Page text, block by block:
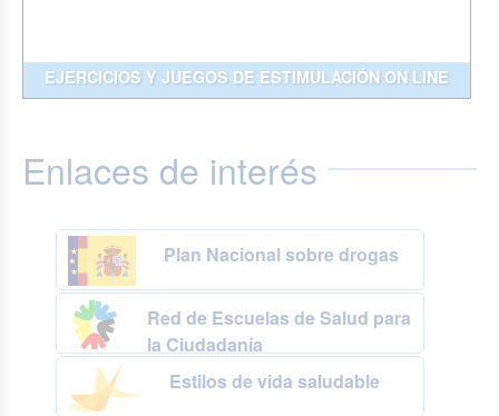
EJERCICIOS Y JUEGOS DE ESTIMULACIÓN ON LINE
Enlaces de interés
Plan Nacional sobre drogas
Red de Escuelas de Salud para
la Ciudadanía
Estilos de vida saludable